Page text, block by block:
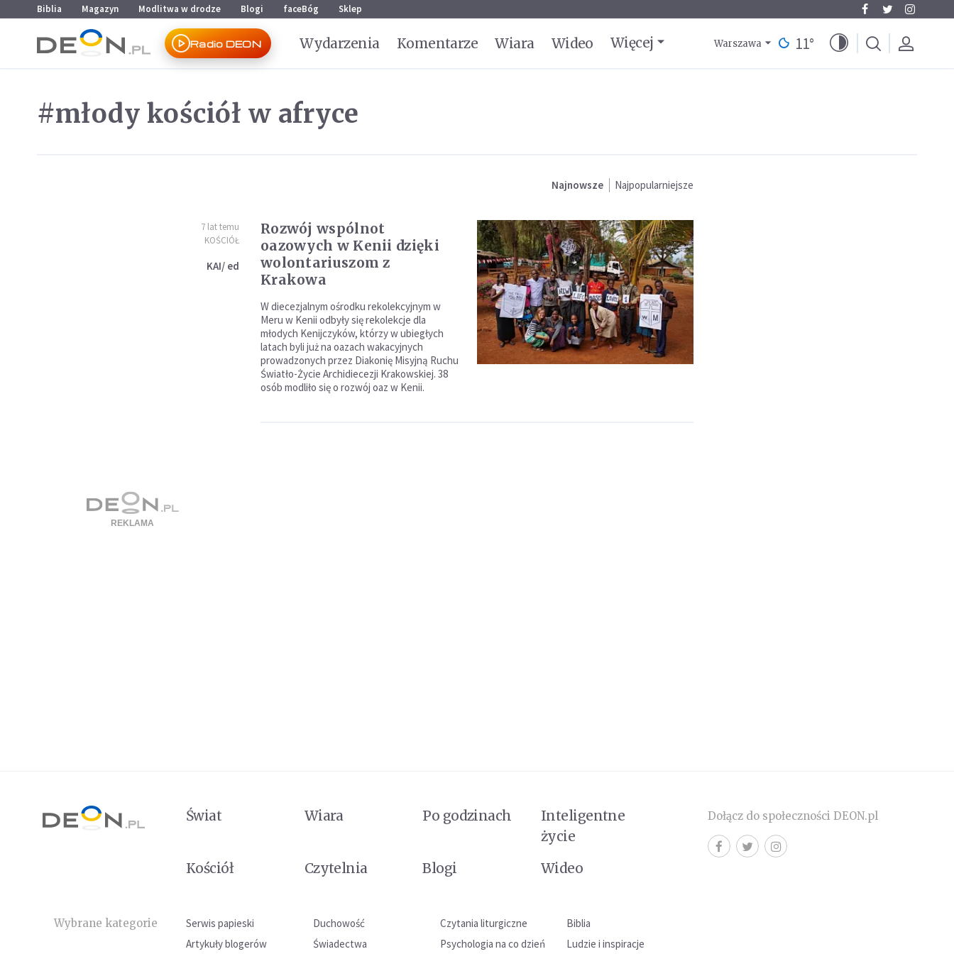
Przejdź do menu głównego
Przejdź do treści
Biblia Magazyn Modlitwa w drodze Blogi faceBóg Sklep
Radio DEON Wydarzenia Komentarze Wiara Wideo Więcej Warszawa 11°
#młody kościół w afryce
Najnowsze Najpopularniejsze
7 lat temu
KOŚCIÓŁ
KAI/ ed
Rozwój wspólnot
oazowych w Kenii dzięki
wolontariuszom z
Krakowa
W diecezjalnym ośrodku rekolekcyjnym w
Meru w Kenii odbyły się rekolekcje dla
młodych Kenijczyków, którzy w ubiegłych
latach byli już na oazach wakacyjnych
prowadzonych przez Diakonię Misyjną Ruchu
Światło-Życie Archidiecezji Krakowskiej. 38
osób modliło się o rozwój oaz w Kenii.
Świat Wiara Po godzinach
Inteligentne
życie
Kościół
Czytelnia Blogi Wideo
Wybrane kategorie Serwis papieski Duchowość Czytania liturgiczne
Biblia
Artykuły blogerów
Świadectwa Psychologia na co dzień Ludzie i inspiracje
Dołącz do społeczności DEON.pl